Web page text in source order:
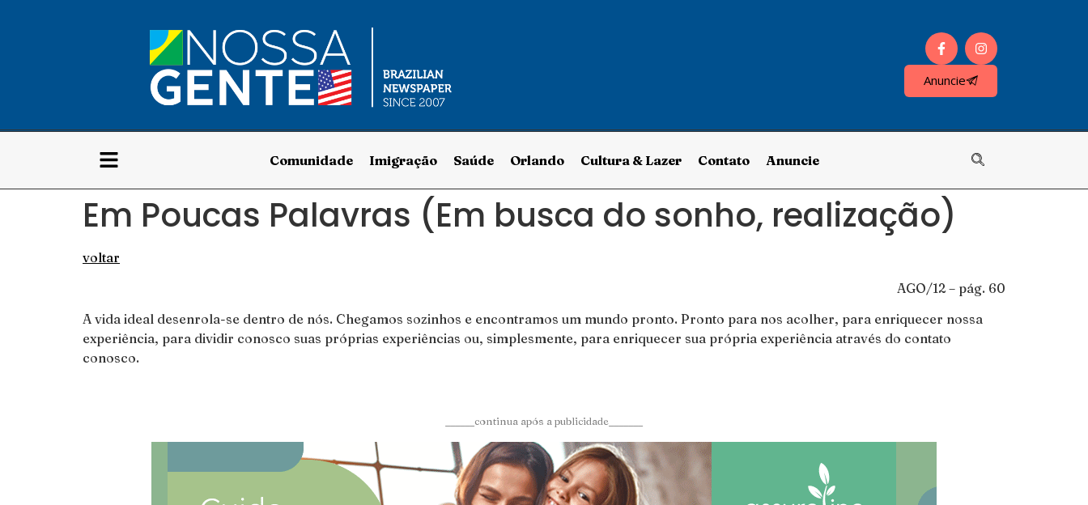
Anuncie
Comunidade Imigração Saúde Orlando Cultura & Lazer Contato Anuncie
Em Poucas Palavras (Em busca do sonho, realização)
voltar
AGO/12 – pág. 60
A vida ideal desenrola-se dentro de nós. Chegamos sozinhos e encontramos um mundo pronto. Pronto para nos acolher, para enriquecer nossa
experiência, para dividir conosco suas próprias experiências ou, simplesmente, para enriquecer sua própria experiência através do contato
conosco.
______continua após a publicidade_______